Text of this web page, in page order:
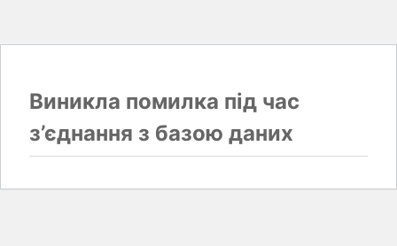
Виникла помилка під час
з’єднання з базою даних